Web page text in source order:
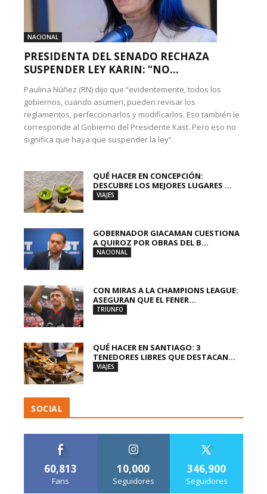
NACIONAL
PRESIDENTA DEL SENADO RECHAZA
SUSPENDER LEY KARIN: “NO...
Paulina Núñez (RN) dijo que “evidentemente, todos los
gobiernos, cuando asumen, pueden revisar los
reglamentos, perfeccionarlos y modificarlos. Eso también le
corresponde al Gobierno del Presidente Kast. Pero eso no
significa que haya que suspender la ley”.
QUÉ HACER EN CONCEPCIÓN:
DESCUBRE LOS MEJORES LUGARES ...
VIAJES
GOBERNADOR GIACAMAN CUESTIONA
A QUIROZ POR OBRAS DEL B...
NACIONAL
CON MIRAS A LA CHAMPIONS LEAGUE:
ASEGURAN QUE EL FENER...
TRIUNFO
QUÉ HACER EN SANTIAGO: 3
TENEDORES LIBRES QUE DESTACAN...
VIAJES
SOCIAL
60,813
Fans
10,000
Seguidores
346,900
Seguidores